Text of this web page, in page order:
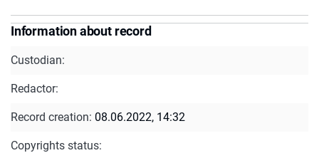
Information about record
Custodian:
Redactor:
Record creation: 08.06.2022, 14:32
Copyrights status: